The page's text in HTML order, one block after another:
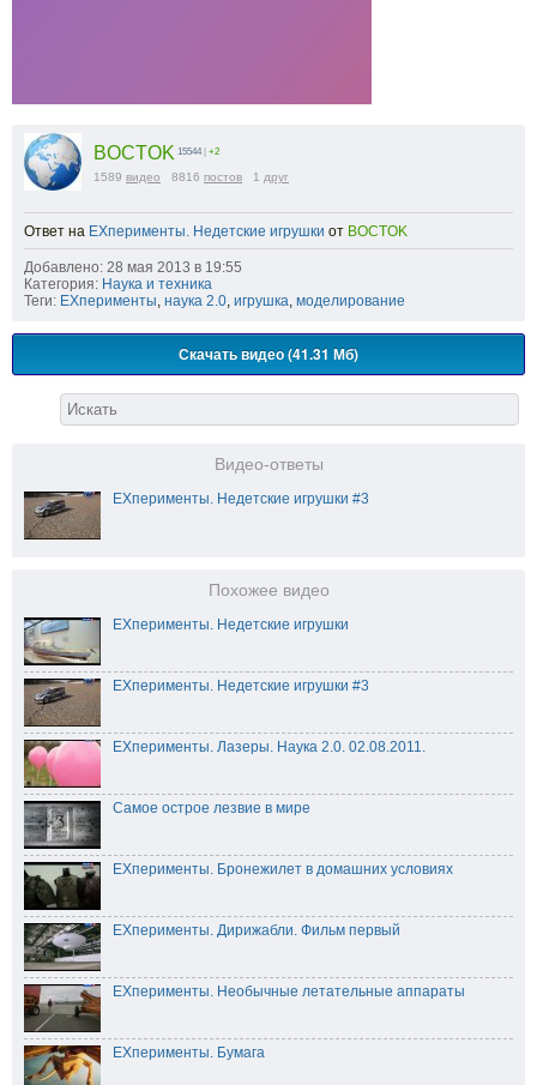
BOCTOK 15544 | +2
1589 видео 8816 постов 1 друг
Ответ на EXперименты. Недетские игрушки от BOCTOK
Добавлено: 28 мая 2013 в 19:55
Категория: Наука и техника
Теги: EXперименты наука 2.0 игрушка моделирование
Скачать видео (41.31 Мб)
Видео-ответы
EXперименты. Недетские игрушки #3
Похожее видео
EXперименты. Недетские игрушки
EXперименты. Недетские игрушки #3
EXперименты. Лазеры. Наука 2.0. 02.08.2011.
Самое острое лезвие в мире
EXперименты. Бронежилет в домашних условиях
ЕХперименты. Дирижабли. Фильм первый
EXперименты. Необычные летательные аппараты
EXперименты. Бумага